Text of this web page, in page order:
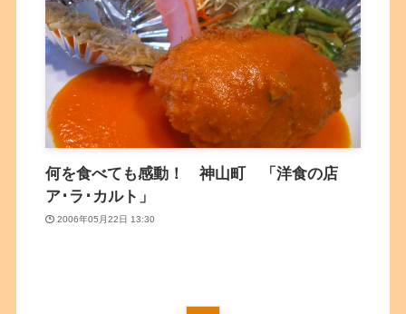
何を食べても感動！ 神山町 「洋食の店
ア･ラ･カルト」
2006年05月22日 13:30